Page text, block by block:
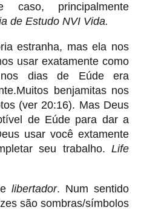
caso, principalmente
de Estudo NVI Vida.
estranha, mas ela nos
usar exatamente como
dias de Eúde era
benjamitas nos
(ver 20:16). Mas Deus
de Eúde para dar a
usar você extamente
seu trabalho. Life
libertador. Num sentido
são sombras/símbolos